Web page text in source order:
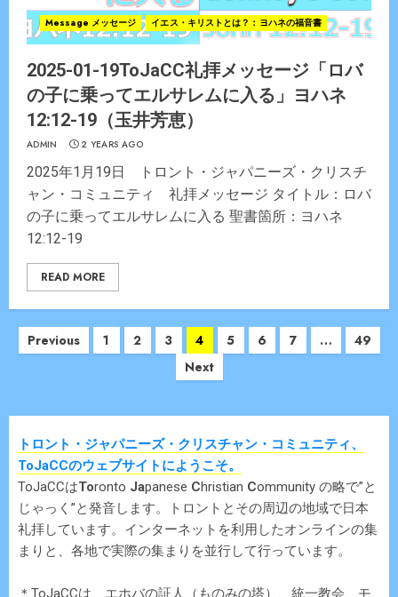
Message メッセージ イエス・キリストとは？：ヨハネの福音書
2025-01-19ToJaCC礼拝メッセージ「ロバ
の子に乗ってエルサレムに入る」ヨハネ
12:12-19（玉井芳恵）
ADMIN 2 YEARS AGO
2025年1月19日 トロント・ジャパニーズ・クリスチ
ャン・コミュニティ 礼拝メッセージ タイトル：ロバ
の子に乗ってエルサレムに入る 聖書箇所：ヨハネ
12:12-19
READ MORE
Posts
Previous 1 2 3 4 5 6 7 …
49
Next
トロント・ジャパニーズ・クリスチャン・コミュニティ、
ToJaCCのウェブサイトにようこそ。
ToJaCCはToronto Japanese Christian Community の略で”と
じゃっく”と発音します。トロントとその周辺の地域で日本
礼拝しています。インターネットを利用したオンラインの集
まりと、各地で実際の集まりを並行して行っています。
＊ToJaCCは、エホバの証人（ものみの塔）、統一教会、モ